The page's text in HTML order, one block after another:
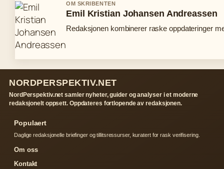
OM SKRIBENTEN
Emil Kristian Johansen Andreassen
Redaksjonen kombinerer raske oppdateringer
NORDPERSPEKTIV.NET
NordPerspektiv.net samler nyheter, guider og analyser i et moderne
redaksjonelt oppsett. Oppdateres fortlopende av redaksjonen.
Populaert
Daglige redaksjonelle briefinger og tillitsressurser, kuratert for rask verifisering.
Om oss
Kontakt